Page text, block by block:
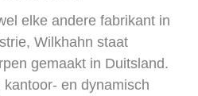
elke andere fabrikant in
Wilkhahn staat
gemaakt in Duitsland.
en dynamisch